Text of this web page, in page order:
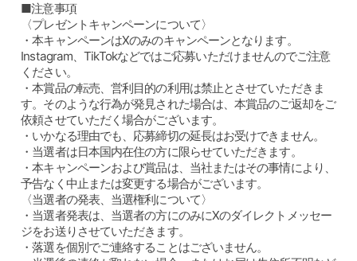
■注意事項
〈プレゼントキャンペーンについて〉
・本キャンペーンはXのみのキャンペーンとなります。
Instagram、TikTokなどではご応募いただけませんのでご注意
ください。
・本賞品の転売、営利目的の利用は禁止とさせていただきま
す。そのような行為が発見された場合は、本賞品のご返却をご
依頼させていただく場合がございます。
・いかなる理由でも、応募締切の延長はお受けできません。
・当選者は日本国内在住の方に限らせていただきます。
・本キャンペーンおよび賞品は、当社またはその事情により、
予告なく中止または変更する場合がございます。
〈当選者の発表、当選権利について〉
・当選者発表は、当選者の方にのみにXのダイレクトメッセー
ジをお送りさせていただきます。
・落選を個別でご連絡することはございません。